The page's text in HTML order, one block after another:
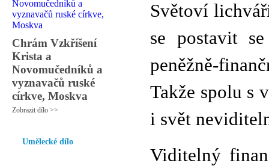
Chrám Vzkříšení
Krista a
Novomučedníků a
vyznavačů ruské
církve, Moskva
Zobrazit dílo >>
Umělecké dílo
Světoví
se postavit
peněžně-
Takže spolu s
i svět
Viditelný